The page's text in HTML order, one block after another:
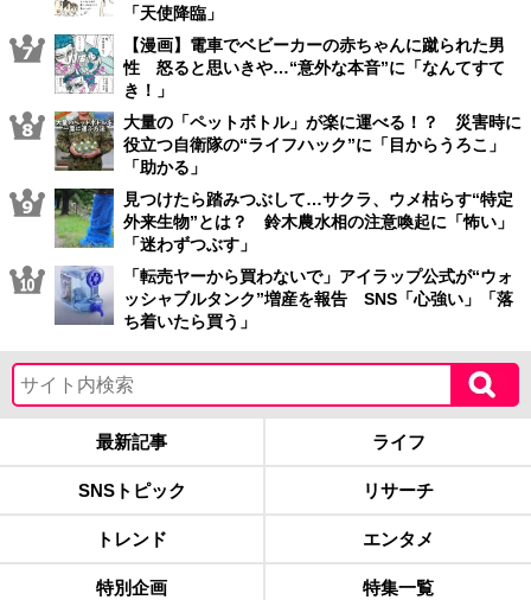
「天使降臨」
【漫画】電車でベビーカーの赤ちゃんに蹴られた男
性 怒ると思いきや…“意外な本音”に「なんてすて
き！」
大量の「ペットボトル」が楽に運べる！？ 災害時に
役立つ自衛隊の“ライフハック”に「目からうろこ」
「助かる」
見つけたら踏みつぶして…サクラ、ウメ枯らす“特定
外来生物”とは？ 鈴木農水相の注意喚起に「怖い」
「迷わずつぶす」
「転売ヤーから買わないで」アイラップ公式が“ウォ
ッシャブルタンク”増産を報告 SNS「心強い」「落
ち着いたら買う」
最新記事 ライフ
SNSトピック リサーチ
トレンド エンタメ
特別企画 特集一覧